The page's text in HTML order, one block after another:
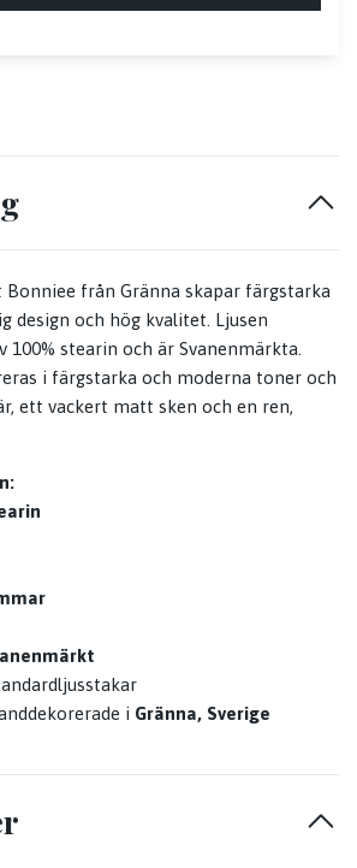
Bonniee från Gränna skapar färgstarka
design och hög kvalitet. Ljusen
100% stearin och är Svanenmärkta.
i färgstarka och moderna toner och
ett vackert matt sken och en ren,
i Gränna, Sverige